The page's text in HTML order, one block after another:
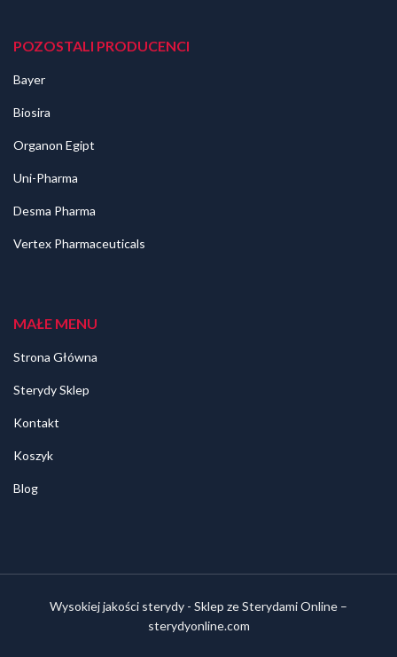
POZOSTALI PRODUCENCI
Bayer
Biosira
Organon Egipt
Uni-Pharma
Desma Pharma
Vertex Pharmaceuticals
MAŁE MENU
Strona Główna
Sterydy Sklep
Kontakt
Koszyk
Blog
Wysokiej jakości sterydy - Sklep ze Sterydami Online –
sterydyonline.com